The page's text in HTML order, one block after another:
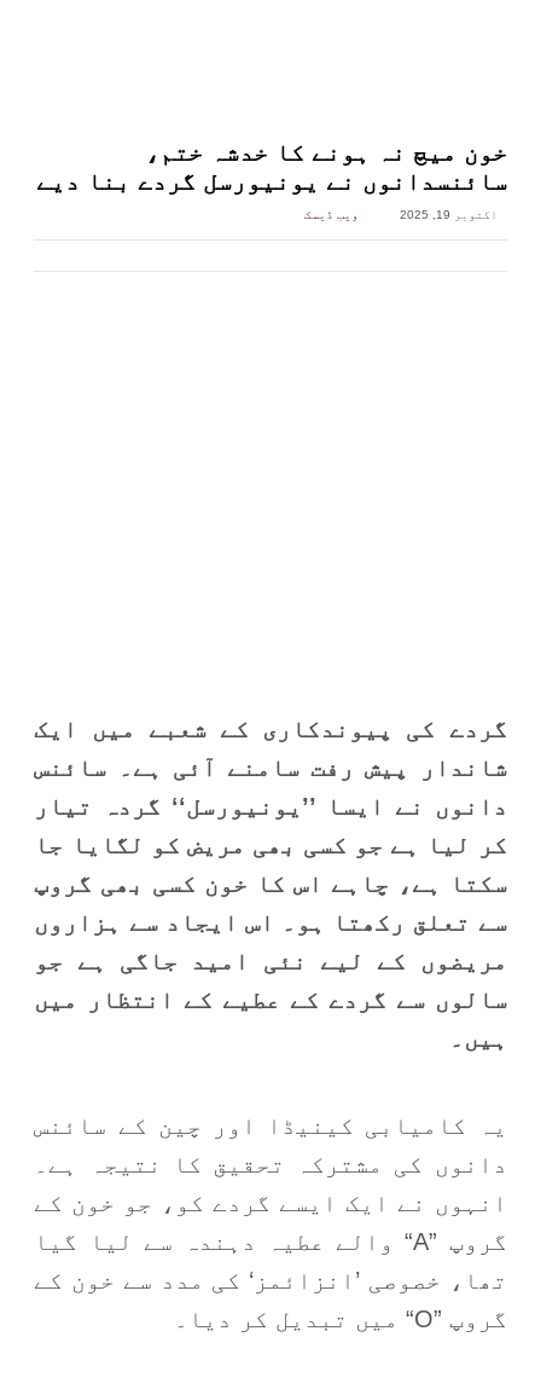
خون میچ نہ ہونے کا خدشہ ختم،
سائنسدانوں نے یونیورسل گردے بنا دیے
اکتوبر 19, 2025 ویب ڈیسک
گردے کی پیوندکاری کے شعبے میں ایک
شاندار پیش رفت سامنے آئی ہے۔ سائنس
دانوں نے ایسا ’’یونیورسل‘‘ گردہ تیار
کر لیا ہے جو کسی بھی مریض کو لگایا جا
سکتا ہے، چاہے اس کا خون کسی بھی گروپ
سے تعلق رکھتا ہو۔ اس ایجاد سے ہزاروں
مریضوں کے لیے نئی امید جاگی ہے جو
سالوں سے گردے کے عطیے کے انتظار میں
ہیں۔
یہ کامیابی کینیڈا اور چین کے سائنس
دانوں کی مشترکہ تحقیق کا نتیجہ ہے۔
انہوں نے ایک ایسے گردے کو، جو خون کے
گروپ ”A“ والے عطیہ دہندہ سے لیا گیا
تھا، خصوصی ’انزائمز‘ کی مدد سے خون کے
گروپ ”O“ میں تبدیل کر دیا۔